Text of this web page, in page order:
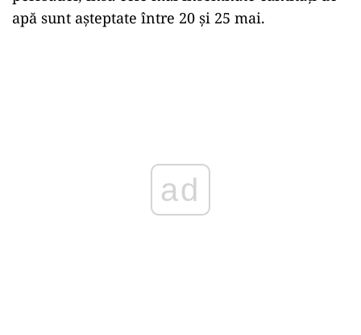
apă sunt așteptate între 20 și 25 mai.
ad